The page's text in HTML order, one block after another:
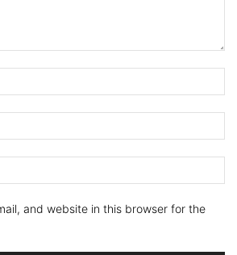
and website in this browser for the